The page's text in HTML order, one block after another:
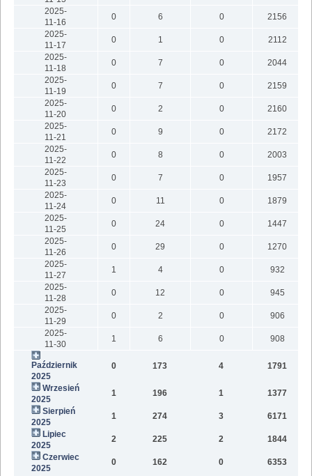
2025-
11-16
0 6 0 2156
2025-
11-17
0 1 0 2112
2025-
11-18
0 7 0 2044
2025-
11-19
0 7 0 2159
2025-
11-20
0 2 0 2160
2025-
11-21
0 9 0 2172
2025-
11-22
0 8 0 2003
2025-
11-23
0 7 0 1957
2025-
11-24
0 11 0 1879
2025-
11-25
0 24 0 1447
2025-
11-26
0 29 0 1270
2025-
11-27
1 4 0 932
2025-
11-28
0 12 0 945
2025-
11-29
0 2 0 906
2025-
11-30
1 6 0 908
Październik
2025
0 173 4 1791
Wrzesień
2025
1 196 1 1377
Sierpień
2025
1 274 3 6171
Lipiec
2025
2 225 2 1844
Czerwiec
2025
0 162 0 6353